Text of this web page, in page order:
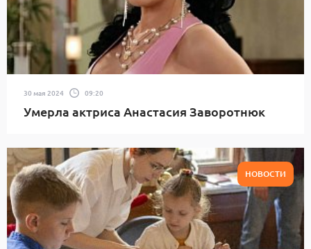
30 мая 2024 09:20
Умерла актриса Анастасия Заворотнюк
НОВОСТИ